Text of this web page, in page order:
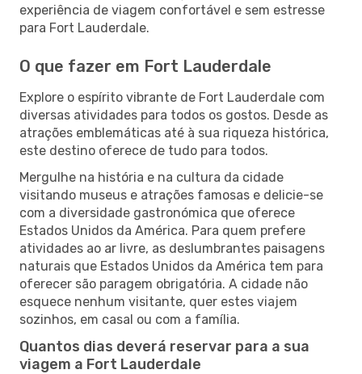
experiência de viagem confortável e sem estresse
para Fort Lauderdale.
O que fazer em Fort Lauderdale
Explore o espírito vibrante de Fort Lauderdale com
diversas atividades para todos os gostos. Desde as
atrações emblemáticas até à sua riqueza histórica,
este destino oferece de tudo para todos.
Mergulhe na história e na cultura da cidade
visitando museus e atrações famosas e delicie-se
com a diversidade gastronómica que oferece
Estados Unidos da América. Para quem prefere
atividades ao ar livre, as deslumbrantes paisagens
naturais que Estados Unidos da América tem para
oferecer são paragem obrigatória. A cidade não
esquece nenhum visitante, quer estes viajem
sozinhos, em casal ou com a família.
Quantos dias deverá reservar para a sua
viagem a Fort Lauderdale